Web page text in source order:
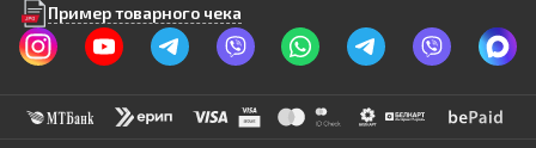
Пример товарного чека